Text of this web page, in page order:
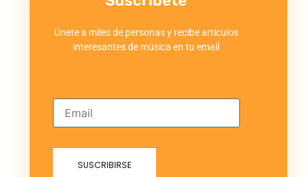
Únete a miles de personas y recibe articulos
interesantes de música en tu email